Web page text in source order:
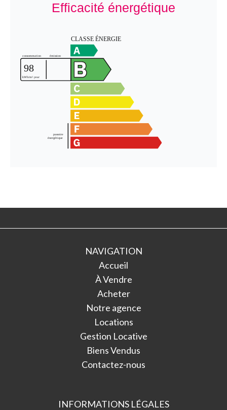
Efficacité énergétique
NAVIGATION
Accueil
À Vendre
Acheter
Notre agence
Locations
Gestion Locative
Biens Vendus
Contactez-nous
INFORMATIONS LÉGALES